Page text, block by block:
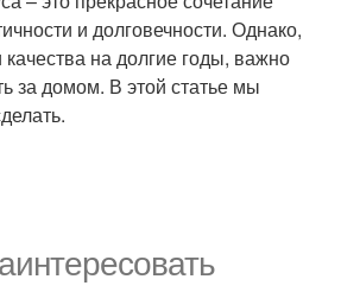
и долговечности. Однако,
качества на долгие годы, важно
за домом. В этой статье мы